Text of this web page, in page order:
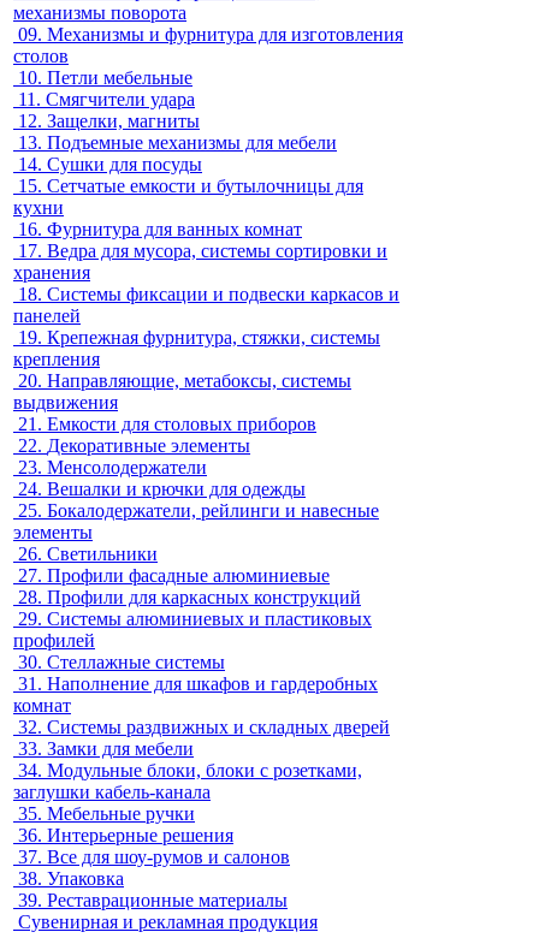
механизмы поворота
09. Механизмы и фурнитура для изготовления
столов
10. Петли мебельные
11. Смягчители удара
12. Защелки, магниты
13. Подъемные механизмы для мебели
14. Сушки для посуды
15. Сетчатые емкости и бутылочницы для
кухни
16. Фурнитура для ванных комнат
17. Ведра для мусора, системы сортировки и
хранения
18. Системы фиксации и подвески каркасов и
панелей
19. Крепежная фурнитура, стяжки, системы
крепления
20. Направляющие, метабоксы, системы
выдвижения
21. Емкости для столовых приборов
22. Декоративные элементы
23. Менсолодержатели
24. Вешалки и крючки для одежды
25. Бокалодержатели, рейлинги и навесные
элементы
26. Светильники
27. Профили фасадные алюминиевые
28. Профили для каркасных конструкций
29. Системы алюминиевых и пластиковых
профилей
30. Стеллажные системы
31. Наполнение для шкафов и гардеробных
комнат
32. Системы раздвижных и складных дверей
33. Замки для мебели
34. Модульные блоки, блоки с розетками,
заглушки кабель-канала
35. Мебельные ручки
36. Интерьерные решения
37. Все для шоу-румов и салонов
38. Упаковка
39. Реставрационные материалы
Сувенирная и рекламная продукция